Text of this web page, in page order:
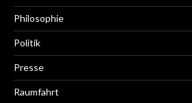
Philosophie
Politik
Presse
Raumfahrt